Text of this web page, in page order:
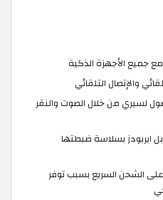
جميع الأجهزة الذكية
والإتصال التلقائي
لسيري من خلال الصوت والنقر
ايربودز بسلاسة ضبطتها
الشحن السريع بسبب توفر